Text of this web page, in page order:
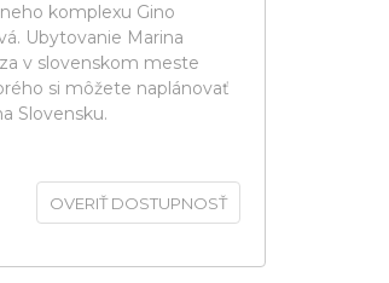
komplexu Gino
Ubytovanie Marina
v slovenskom meste
si môžete naplánovať
Slovensku.
OVERIŤ DOSTUPNOSŤ